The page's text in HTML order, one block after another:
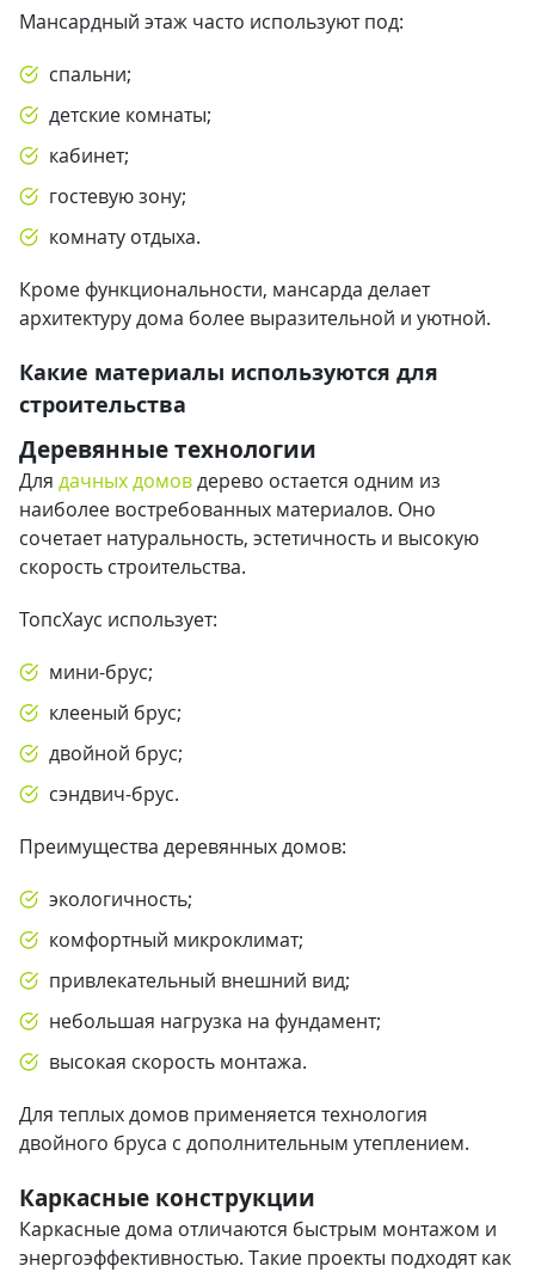
Мансардный этаж часто используют под:
спальни;
детские комнаты;
кабинет;
гостевую зону;
комнату отдыха.
Кроме функциональности, мансарда делает
архитектуру дома более выразительной и уютной.
Какие материалы используются для
строительства
Деревянные технологии
Для дачных домовдерево остается одним из
наиболее востребованных материалов. Оно
сочетает натуральность, эстетичность и высокую
скорость строительства.
ТопсХаус использует:
мини-брус;
клееный брус;
двойной брус;
сэндвич-брус.
Преимущества деревянных домов:
экологичность;
комфортный микроклимат;
привлекательный внешний вид;
небольшая нагрузка на фундамент;
высокая скорость монтажа.
Для теплых домов применяется технология
двойного бруса с дополнительным утеплением.
Каркасные конструкции
Каркасные дома отличаются быстрым монтажом и
энергоэффективностью. Такие проекты подходят как